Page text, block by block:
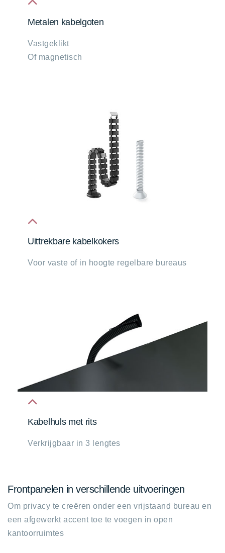
chevron-
up
Metalen kabelgoten
Vastgeklikt
Of magnetisch
chevron-
Uittrekbare kabelkokers
Voor vaste of in hoogte regelbare bureaus
chevron-
Kabelhuls met rits
Verkrijgbaar in 3 lengtes
Frontpanelen in verschillende uitvoeringen
Om privacy te creëren onder een vrijstaand bureau en
een afgewerkt accent toe te voegen in open
kantoorruimtes